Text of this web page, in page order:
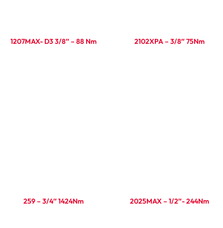
1207MAX- D3 3/8″ – 88 Nm 2102XPA – 3/8″ 75Nm
259 – 3/4″ 1424Nm 2025MAX – 1/2″- 244Nm